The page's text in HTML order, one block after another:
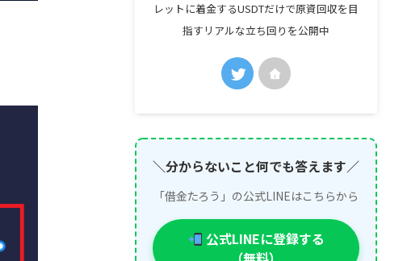
レットに着金するUSDTだけで原資回収を目
指すリアルな立ち回りを公開中
＼分からないこと何でも答えます／
「借金たろう」の公式LINEはこちらから
公式LINEに登録する